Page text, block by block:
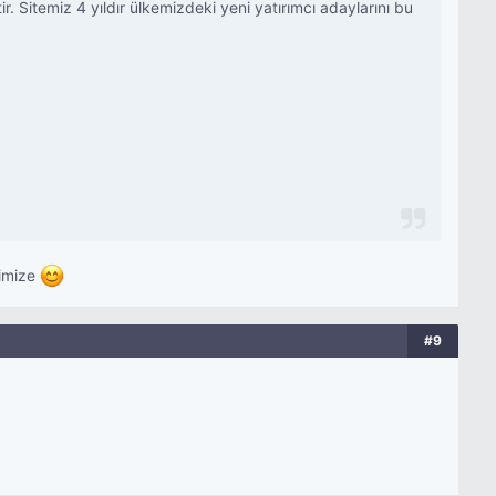
4 yıldır ülkemizdeki yeni yatırımcı adaylarını bu
#9